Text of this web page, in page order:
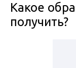
Какое
получить?